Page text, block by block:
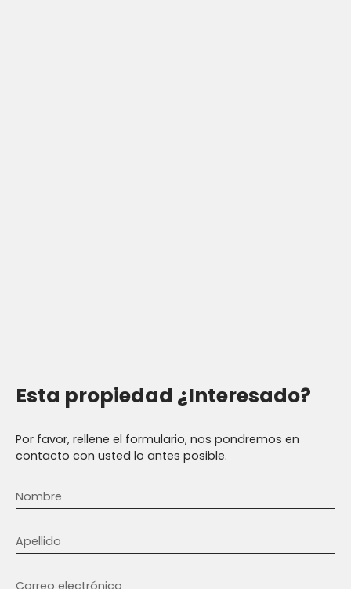
Esta propiedad ¿Interesado?
Por favor, rellene el formulario, nos pondremos en
contacto con usted lo antes posible.
Nombre
Apellido